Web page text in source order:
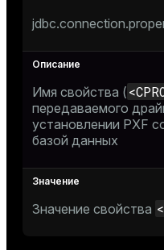
Имя свойства (
передаваемого
установлении PXF
базой данных
Значение свойства